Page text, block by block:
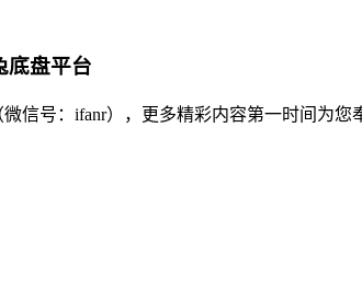
底盘平台
信号：ifanr），更多精彩内容第一时间为您